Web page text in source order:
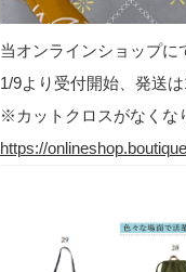
当オンラインショップに
1/9より受付開始、発送
※カットクロスがなくな
https://